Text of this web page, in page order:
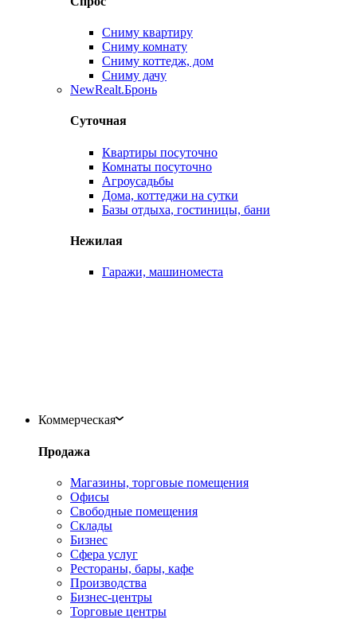
Сниму квартиру
Сниму комнату
Сниму коттедж, дом
Сниму дачу
NewRealt.Бронь
Суточная
Квартиры посуточно
Комнаты посуточно
Агроусадьбы
Дома, коттеджи на сутки
Базы отдыха, гостиницы, бани
Нежилая
Гаражи, машиноместа
Коммерческая
Продажа
Магазины, торговые помещения
Офисы
Свободные помещения
Склады
Бизнес
Сфера услуг
Рестораны, бары, кафе
Производства
Бизнес-центры
Торговые центры